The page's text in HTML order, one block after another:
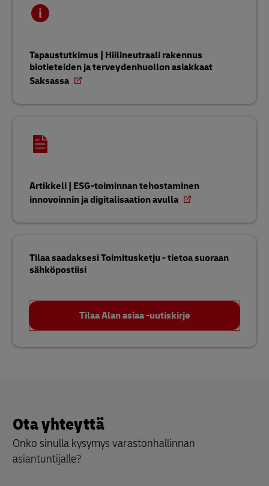
Tapaustutkimus | Hiilineutraali rakennus
biotieteiden ja terveydenhuollon asiakkaat
Saksassa
Artikkeli | ESG-toiminnan tehostaminen
innovoinnin ja digitalisaation avulla
Tilaa saadaksesi Toimitusketju - tietoa suoraan
sähköpostiisi
Tilaa Alan asiaa -uutiskirje
Ota yhteyttä
Onko sinulla kysymys varastonhallinnan
asiantuntijalle?